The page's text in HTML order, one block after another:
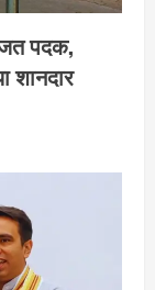
पदक,
शानदार